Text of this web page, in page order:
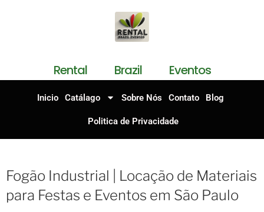
Rental Brazil Eventos
Inicio Catálago Sobre Nós Contato Blog
Politica de Privacidade
Fogão Industrial | Locação de Materiais
para Festas e Eventos em São Paulo